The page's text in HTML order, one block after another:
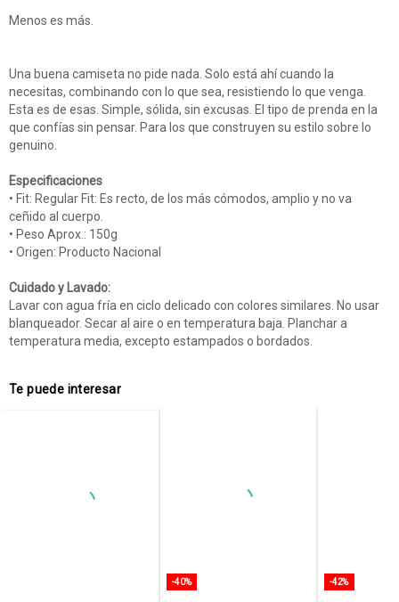
Menos es más.
Una buena camiseta no pide nada. Solo está ahí cuando la
necesitas, combinando con lo que sea, resistiendo lo que venga.
Esta es de esas. Simple, sólida, sin excusas. El tipo de prenda en la
que confías sin pensar. Para los que construyen su estilo sobre lo
genuino.
Especificaciones
• Fit: Regular Fit: Es recto, de los más cómodos, amplio y no va
ceñido al cuerpo.
• Peso Aprox.: 150g
• Origen: Producto Nacional
Cuidado y Lavado:
Lavar con agua fría en ciclo delicado con colores similares. No usar
blanqueador. Secar al aire o en temperatura baja. Planchar a
temperatura media, excepto estampados o bordados.
Te puede interesar
-40% -42%